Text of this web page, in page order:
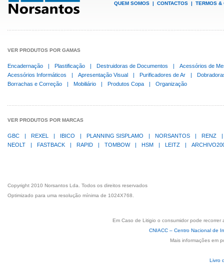
QUEM SOMOS | CONTACTOS | TERMOS &
VER PRODUTOS POR GAMAS
Encadernação | Plastificação | Destruidoras de Documentos |
Acessórios de
Acessórios Informáticos
| Apresentação Visual | Purificadores de Ar |
Borrachas e Correção
| Mobiliário | Produtos Copa | Organização
VER PRODUTOS POR MARCAS
GBC | REXEL | IBICO | PLANNING SISPLAMO | NORSANTOS | RENZ
|
NEOLT
| FASTBACK | RAPID | TOMBOW | HSM | LEITZ |
Copyright 2010 Norsantos Lda. Todos os direitos reservados
Optimizado para uma resolução mínima de 1024X768.
Em Caso de Litigio o consumidor pode
CNIACC – Centro Nacional de
Mais informações em
Livro